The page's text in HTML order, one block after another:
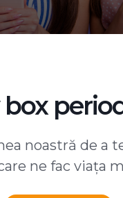
noastră de a
ne fac viața